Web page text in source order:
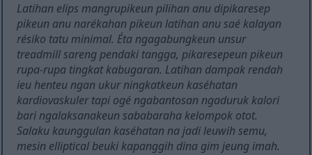
Latihan elips mangrupikeun pilihan anu dipikaresep
pikeun anu narékahan pikeun latihan anu saé kalayan
résiko tatu minimal. Éta ngagabungkeun unsur
treadmill sareng pendaki tangga, pikaresepeun pikeun
rupa-rupa tingkat kabugaran. Latihan dampak rendah
ieu henteu ngan ukur ningkatkeun kaséhatan
kardiovaskuler tapi ogé ngabantosan ngaduruk kalori
bari ngalaksanakeun sababaraha kelompok otot.
Salaku kaunggulan kaséhatan na jadi leuwih semu,
mesin elliptical beuki kapanggih dina gim jeung imah.